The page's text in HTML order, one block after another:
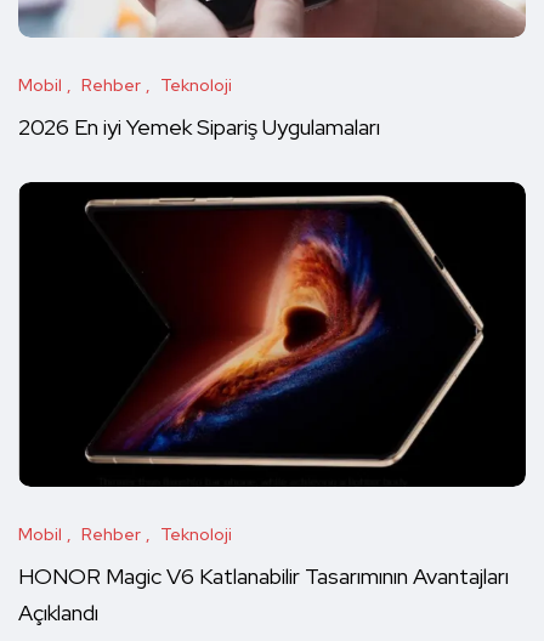
Mobil Rehber Teknoloji
2026 En iyi Yemek Sipariş Uygulamaları
Mobil Rehber Teknoloji
HONOR Magic V6 Katlanabilir Tasarımının Avantajları
Açıklandı